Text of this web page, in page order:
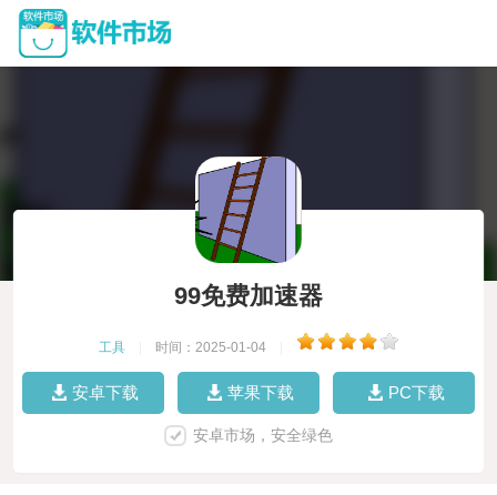
99免费加速器
工具 时间：2025-01-04
安卓下载 苹果下载 PC下载
安卓市场，安全绿色